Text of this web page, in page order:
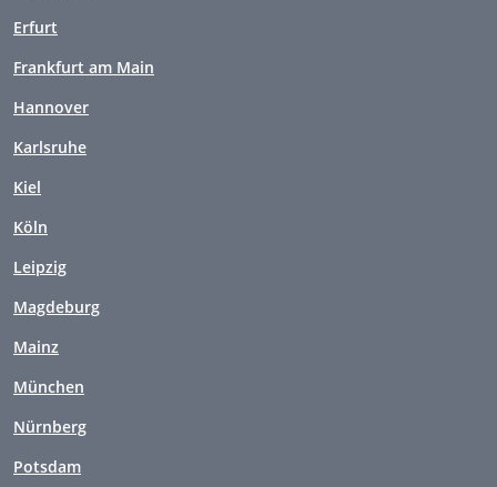
Erfurt
Frankfurt am Main
Hannover
Karlsruhe
Kiel
Köln
Leipzig
Magdeburg
Mainz
München
Nürnberg
Potsdam